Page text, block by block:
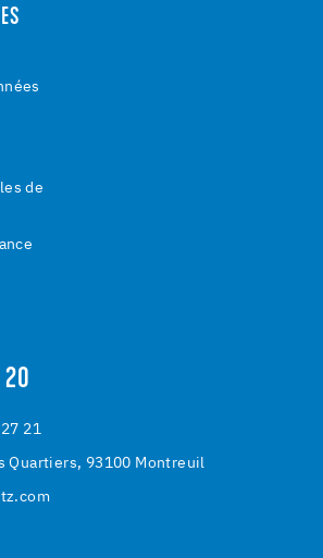
de
20
21
Quartiers, 93100 Montreuil